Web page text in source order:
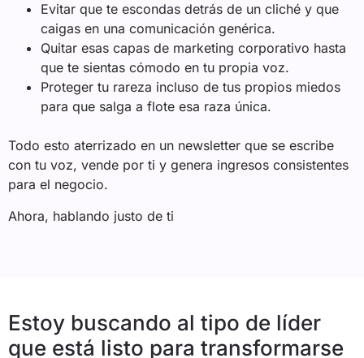
Evitar que te escondas detrás de un cliché y que
caigas en una comunicación genérica.
Quitar esas capas de marketing corporativo hasta
que te sientas cómodo en tu propia voz.
Proteger tu rareza incluso de tus propios miedos
para que salga a flote esa raza única.
Todo esto aterrizado en un newsletter que se escribe
con tu voz, vende por ti y genera ingresos consistentes
para el negocio.
Ahora, hablando justo de ti
Estoy buscando al tipo de líder
que está listo para transformarse